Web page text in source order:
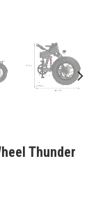
Thunder